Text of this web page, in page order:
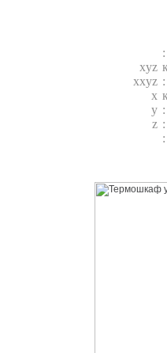
xyz
xxyz
x
y
z